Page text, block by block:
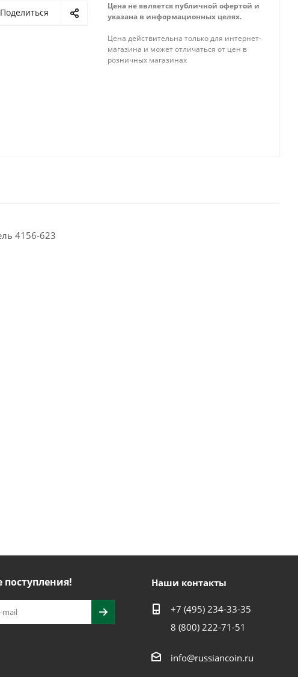
Поделиться
Цена не является публичной офертой и
указана в информационных целях.
Цена действительна только для интернет-
магазина и может отличаться от цен в
розничных магазинах
4156-623
Наши контакты
+7 (495) 234-33-35
8 (800) 222-71-51
info@russiancoin.ru